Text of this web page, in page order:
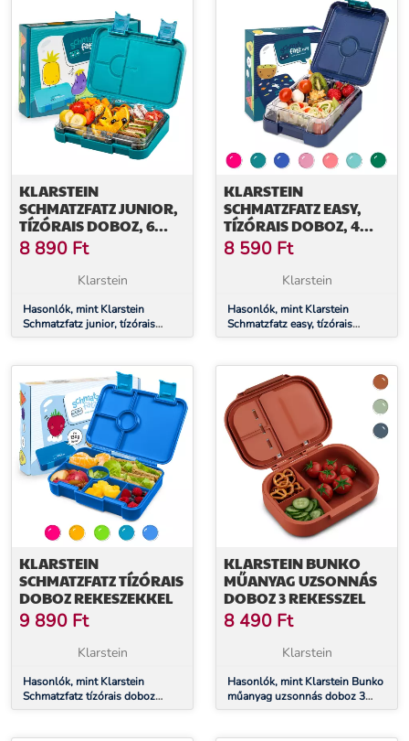
KLARSTEIN
SCHMATZFATZ JUNIOR,
TÍZÓRAIS DOBOZ, 6
REKESZ, 21,3 X 15 X 4,5
CM
8 890 Ft
Klarstein
Hasonlók, mint Klarstein
Schmatzfatz junior, tízórais
doboz, 6 rekesz, 21,3 x 15 x 4,5
KLARSTEIN
SCHMATZFATZ EASY,
TÍZÓRAIS DOBOZ, 4
REKESZ, 18 X 15 X 5 CM
8 590 Ft
Klarstein
Hasonlók, mint Klarstein
Schmatzfatz easy, tízórais
doboz, 4 rekesz, 18 x 15 x 5 cm
KLARSTEIN
SCHMATZFATZ TÍZÓRAIS
DOBOZ REKESZEKKEL
9 890 Ft
Klarstein
Hasonlók, mint Klarstein
Schmatzfatz tízórais doboz
rekeszekkel
KLARSTEIN BUNKO
MŰANYAG UZSONNÁS
DOBOZ 3 REKESSZEL
8 490 Ft
Klarstein
Hasonlók, mint Klarstein Bunko
műanyag uzsonnás doboz 3
rekesszel